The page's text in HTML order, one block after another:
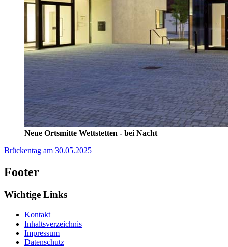
Neue Ortsmitte Wettstetten - bei Nacht
Brückentag am 30.05.2025
Footer
Wichtige Links
Kontakt
Inhaltsverzeichnis
Impressum
Datenschutz